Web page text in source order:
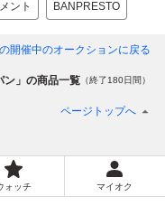
ント BANPRESTO
の開催中のオークションに戻る
ン」の商品一覧 （終了180日間）
ページトップへ
ォッチ マイオク